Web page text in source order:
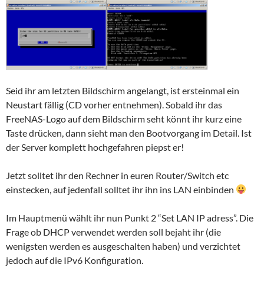
Seid ihr am letzten Bildschirm angelangt, ist ersteinmal ein
Neustart fällig (CD vorher entnehmen). Sobald ihr das
FreeNAS-Logo auf dem Bildschirm seht könnt ihr kurz eine
Taste drücken, dann sieht man den Bootvorgang im Detail. Ist
der Server komplett hochgefahren piepst er!
Jetzt solltet ihr den Rechner in euren Router/Switch etc
einstecken, auf jedenfall solltet ihr ihn ins LAN einbinden
Im Hauptmenü wählt ihr nun Punkt 2 “Set LAN IP adress”. Die
Frage ob DHCP verwendet werden soll bejaht ihr (die
wenigsten werden es ausgeschalten haben) und verzichtet
jedoch auf die IPv6 Konfiguration.